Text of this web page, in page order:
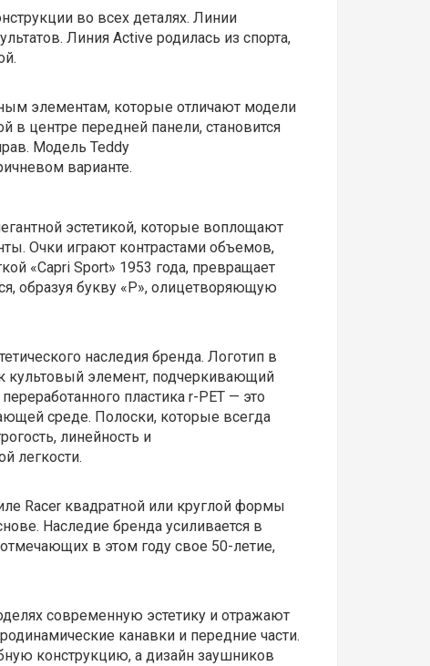
во всех деталях. Линии
Линия Active родилась из спорта,
элементам, которые отличают модели
в центре передней панели, становится
Модель Teddy
варианте.
эстетикой, которые воплощают
Очки играют контрастами объемов,
«Capri Sport» 1953 года, превращает
образуя букву «P», олицетворяющую
наследия бренда. Логотип в
культовый элемент, подчеркивающий
пластика r-PET — это
среде. Полоски, которые всегда
линейность и
легкости.
Racer квадратной или круглой формы
Наследие бренда усиливается в
в этом году свое 50-летие,
современную эстетику и отражают
канавки и передние части.
конструкцию, а дизайн заушников